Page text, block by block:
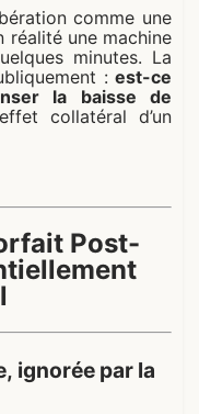
comme une
réalité une machine
minutes. La
: est-ce
la baisse de
collatéral d’un
Post-
ignorée par la